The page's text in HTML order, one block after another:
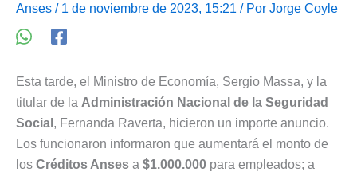
Anses / 1 de noviembre de 2023, 15:21 / Por Jorge Coyle
Esta tarde, el Ministro de Economía, Sergio Massa, y la
titular de la Administración Nacional de la Seguridad
Social , Fernanda Raverta, hicieron un importe anuncio.
Los funcionaron informaron que aumentará el monto de
los Créditos Anses a $1.000.000 para empleados; a